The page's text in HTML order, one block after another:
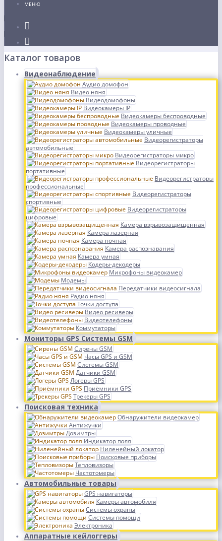
МЕНЮ
Каталог товаров
Видеонаблюдение
Аудио домофон
Видео няня
Видеодомофоны
Видеокамеры IP
Видеокамеры беспроводные
Видеокамеры проводные
Видеокамеры уличные
Видеорегистраторы
автомобильные
Видеорегистраторы микро
Видеорегистраторы
портативные
Видеорегистраторы
профессиональные
Видеорегистраторы
спортивные
Видеорегистраторы
цифровые
Камера взрывозащищенная
Камера лазерная
Камера ночная
Камера распознавания
Камера умная
Кодеры-декодеры
Микрофоны видеокамер
Модемы
Передатчики видеосигнала
Радио няня
Точки доступа
Видео ресиверы
Видеотелефоны
Коммутаторы
Мониторы GPS Системы GSM
Сирены GSM
Часы GPS и GSM
Системы GSM
Датчики GSM
Логеры GPS
Приёмники GPS
Трекеры GPS
Поисковая техника
Обнаружители видеокамер
Антижучки
Дозимтры
Индикатор поля
Ниленейный локатор
Поисковые приборы
Тепловизоры
Частотомеры
Автомобильные товары
GPS навигаторы
Камеры автомобиля
Системы охраны
Системы помощи
Электроника
Аппаратные кейлоггеры